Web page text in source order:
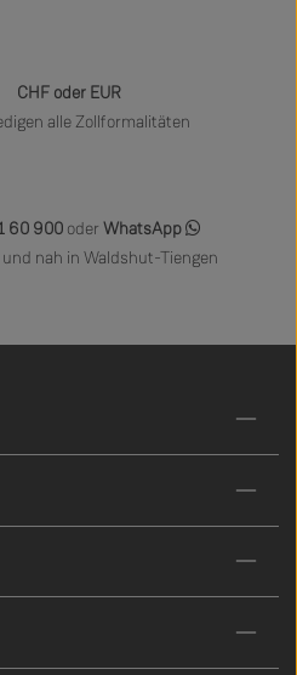
CHF oder EUR
alle Zollformalitäten
60 900 oder WhatsApp
nah in Waldshut-Tiengen